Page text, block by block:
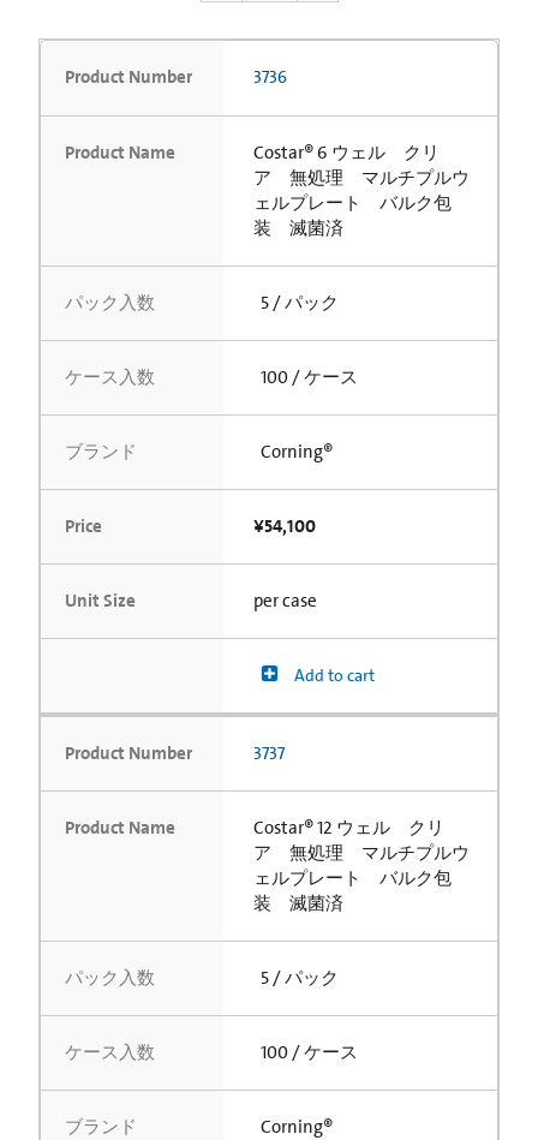
Product Number 3736
Product Name
Costar® 6 ウェル クリ
ア 無処理 マルチプルウ
ェルプレート バルク包
装 滅菌済
パック入数 5 / パック
ケース入数 100 / ケース
ブランド Corning®
Price ¥54,100
Unit Size per case
Add to cart
Product Number 3737
Product Name
Costar® 12 ウェル クリ
ア 無処理 マルチプルウ
ェルプレート バルク包
装 滅菌済
パック入数 5 / パック
ケース入数 100 / ケース
ブランド Corning®